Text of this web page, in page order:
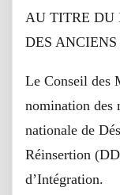
AU TITRE DU
DES
Le Conseil des
nomination des
nationale de
Réinsertion
d’Intégration.